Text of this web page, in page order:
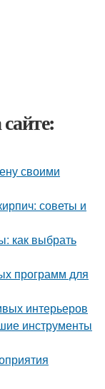
своими
советы и
как выбрать
программ для
интерьеров
инструменты